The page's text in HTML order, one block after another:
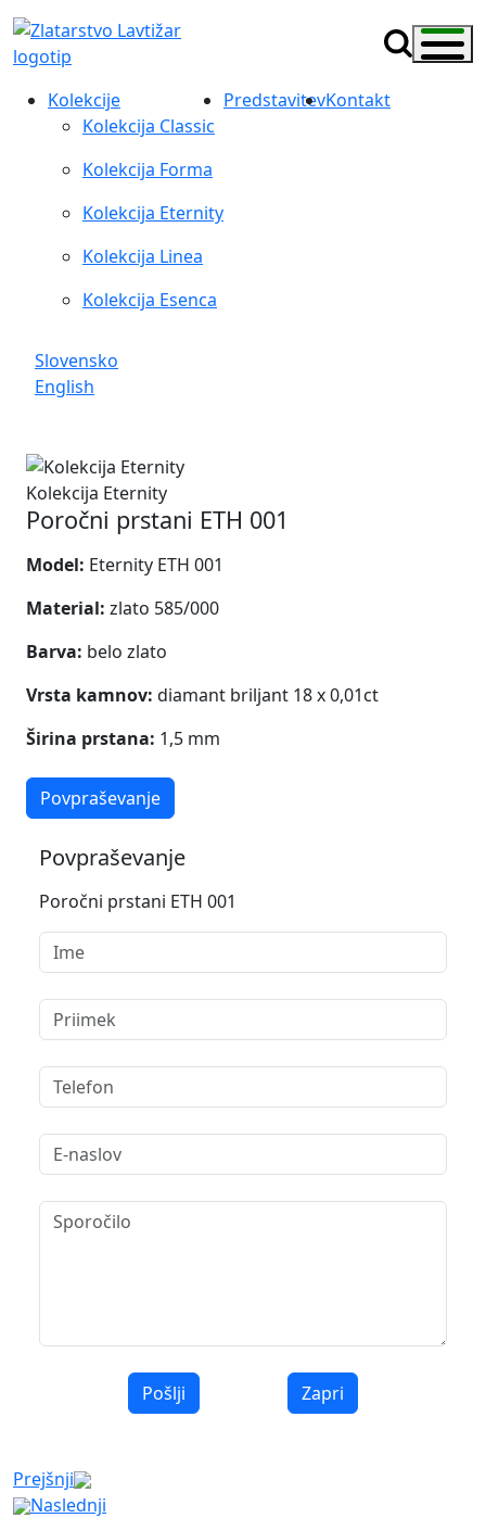
Kolekcije
Kolekcija Classic
Kolekcija Forma
Kolekcija Eternity
Kolekcija Linea
Kolekcija Esenca
PredstavitevKontakt
Slovensko
English
Kolekcija Eternity
Poročni prstani ETH 001
Model: Eternity ETH 001
Material: zlato 585/000
Barva: belo zlato
Vrsta kamnov: diamant briljant 18 x 0,01ct
Širina prstana: 1,5 mm
Povpraševanje
Povpraševanje
Poročni prstani ETH 001
Pošlji Zapri
Prejšnji
Naslednji